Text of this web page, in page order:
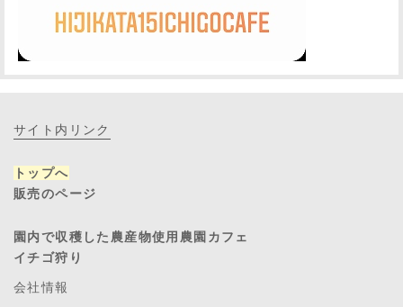
サイト内リンク
トップへ
販売のページ
園内で収穫した農産物使用農園カフェ
イチゴ狩り
会社情報